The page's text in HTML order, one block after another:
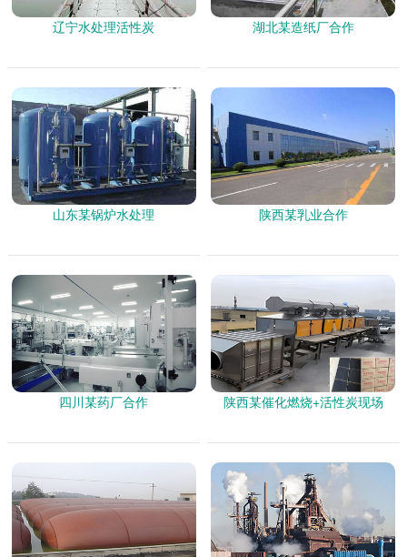
辽宁水处理活性炭 湖北某造纸厂合作
山东某锅炉水处理 陕西某乳业合作
四川某药厂合作 陕西某催化燃烧+活性炭现场